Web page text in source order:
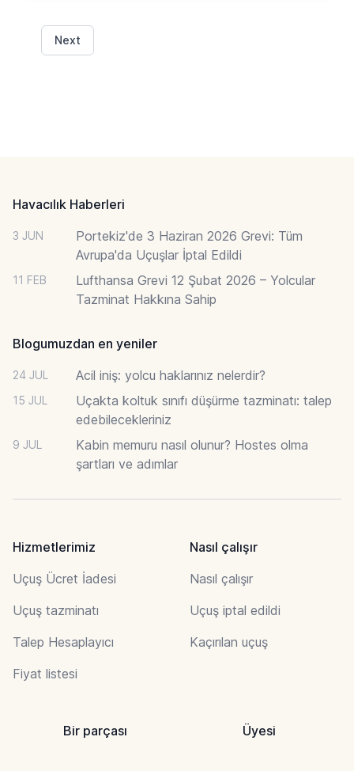
Next
Havacılık Haberleri
3 JUN
Portekiz'de 3 Haziran 2026 Grevi: Tüm
Avrupa'da Uçuşlar İptal Edildi
11 FEB
Lufthansa Grevi 12 Şubat 2026 – Yolcular
Tazminat Hakkına Sahip
Blogumuzdan en yeniler
24 JUL Acil iniş: yolcu haklarınız nelerdir?
15 JUL
Uçakta koltuk sınıfı düşürme tazminatı: talep
edebilecekleriniz
9 JUL
Kabin memuru nasıl olunur? Hostes olma
şartları ve adımlar
Hizmetlerimiz
Uçuş Ücret İadesi
Uçuş tazminatı
Talep Hesaplayıcı
Fiyat listesi
Nasıl çalışır
Nasıl çalışır
Uçuş iptal edildi
Kaçırılan uçuş
Bir parçası Üyesi